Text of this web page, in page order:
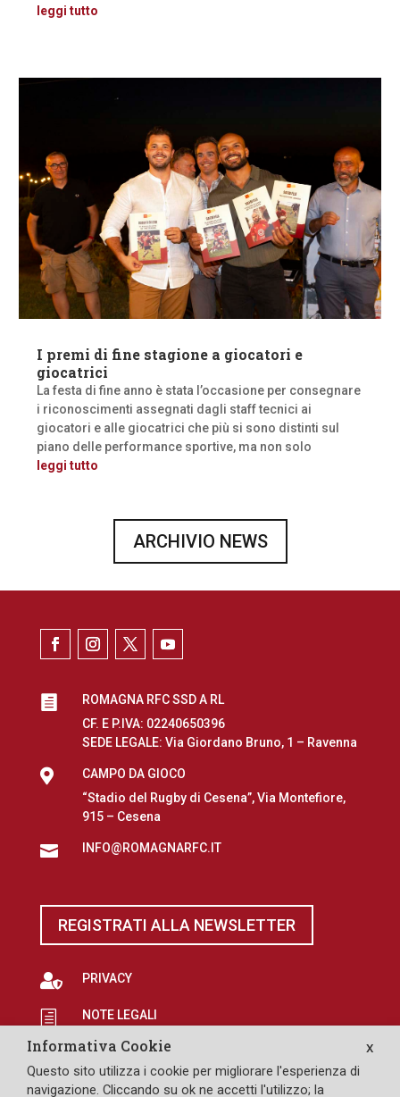
leggi tutto
I premi di fine stagione a giocatori e
giocatrici
La festa di fine anno è stata l’occasione per consegnare
i riconoscimenti assegnati dagli staff tecnici ai
giocatori e alle giocatrici che più si sono distinti sul
piano delle performance sportive, ma non solo
leggi tutto
ARCHIVIO NEWS

ROMAGNA RFC SSD A RL
CF. E P.IVA: 02240650396
SEDE LEGALE: Via Giordano Bruno, 1 – Ravenna

CAMPO DA GIOCO
“Stadio del Rugby di Cesena”, Via Montefiore,
915 – Cesena
 INFO@ROMAGNARFC.IT
REGISTRATI ALLA NEWSLETTER
 PRIVACY
h NOTE LEGALI
p EROGAZIONI PUBBLICHE
 SAFEGUARDING
X
Informativa Cookie
Questo sito utilizza i cookie per migliorare l'esperienza di
navigazione. Cliccando su ok ne accetti l'utilizzo; la